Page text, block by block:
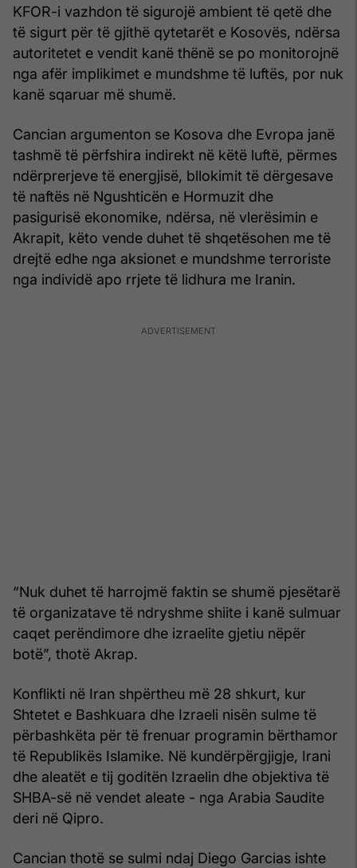
KFOR-i vazhdon të sigurojë ambient të qetë dhe
të sigurt për të gjithë qytetarët e Kosovës, ndërsa
autoritetet e vendit kanë thënë se po monitorojnë
nga afër implikimet e mundshme të luftës, por nuk
kanë sqaruar më shumë.
Cancian argumenton se Kosova dhe Evropa janë
tashmë të përfshira indirekt në këtë luftë, përmes
ndërprerjeve të energjisë, bllokimit të dërgesave
të naftës në Ngushticën e Hormuzit dhe
pasigurisë ekonomike, ndërsa, në vlerësimin e
Akrapit, këto vende duhet të shqetësohen me të
drejtë edhe nga aksionet e mundshme terroriste
nga individë apo rrjete të lidhura me Iranin.
“Nuk duhet të harrojmë faktin se shumë pjesëtarë
të organizatave të ndryshme shiite i kanë sulmuar
caqet perëndimore dhe izraelite gjetiu nëpër
botë”, thotë Akrap.
Konflikti në Iran shpërtheu më 28 shkurt, kur
Shtetet e Bashkuara dhe Izraeli nisën sulme të
përbashkëta për të frenuar programin bërthamor
të Republikës Islamike. Në kundërpërgjigje, Irani
dhe aleatët e tij goditën Izraelin dhe objektiva të
SHBA-së në vendet aleate - nga Arabia Saudite
deri në Qipro.
Cancian thotë se sulmi ndaj Diego Garcias ishte